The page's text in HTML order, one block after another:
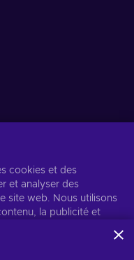
S’abonner
Consultez l'avis de
cookies et des
et analyser des
site web. Nous utilisons
la publicité et
les annonces.